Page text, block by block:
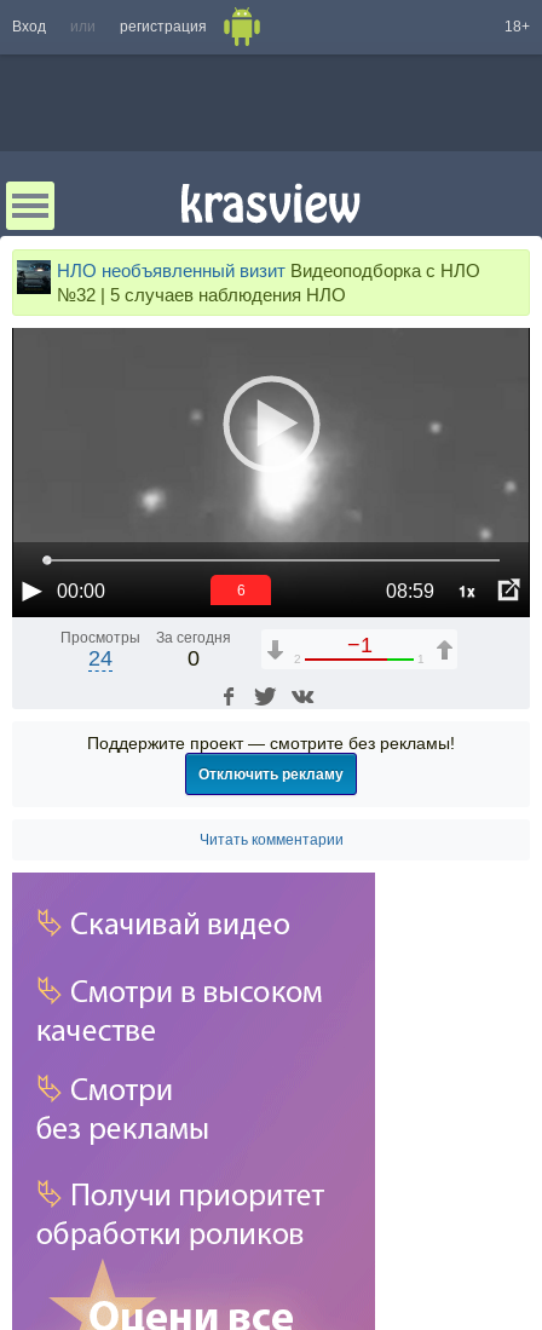
Вход или регистрация 18+
НЛО необъявленный визит Видеоподборка с НЛО
№32 | 5 случаев наблюдения НЛО
00:00 08:59 1x
6
Просмотры
24
За сегодня
0
−1
2 1
Поддержите проект — смотрите без рекламы!
Отключить рекламу
Читать комментарии